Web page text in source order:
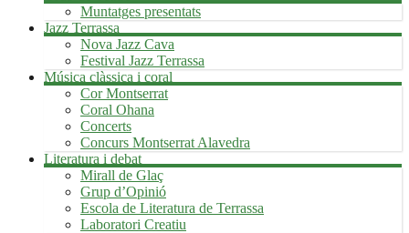
Muntatges presentats
Jazz Terrassa
Nova Jazz Cava
Festival Jazz Terrassa
Música clàssica i coral
Cor Montserrat
Coral Ohana
Concerts
Concurs Montserrat Alavedra
Literatura i debat
Mirall de Glaç
Grup d’Opinió
Escola de Literatura de Terrassa
Laboratori Creatiu